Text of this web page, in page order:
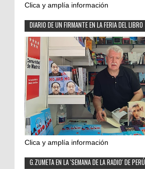
Clica y amplía información
DIARIO DE UN FIRMANTE EN LA FERIA DEL LIBRO
Clica y amplía información
G.ZUMETA EN LA 'SEMANA DE LA RADIO' DE PERÚ